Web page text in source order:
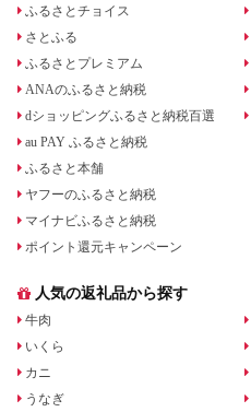
ふるさとチョイス
さとふる
ふるさとプレミアム
ANAのふるさと納税
dショッピングふるさと納税百選
au PAY ふるさと納税
ふるさと本舗
ヤフーのふるさと納税
マイナビふるさと納税
ポイント還元キャンペーン
人気の返礼品から探す
牛肉
いくら
カニ
うなぎ